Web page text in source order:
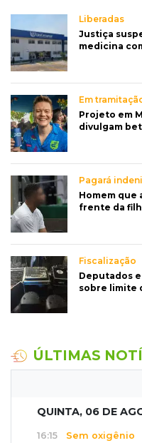
Liberadas
Justiça
medicina
Em
Projeto em
divulgam
Pagará
Homem que
frente da
Fiscalização
Deputados
sobre limite
ÚLTIMAS
QUINTA, 06 DE
16:15 Sem oxigênio